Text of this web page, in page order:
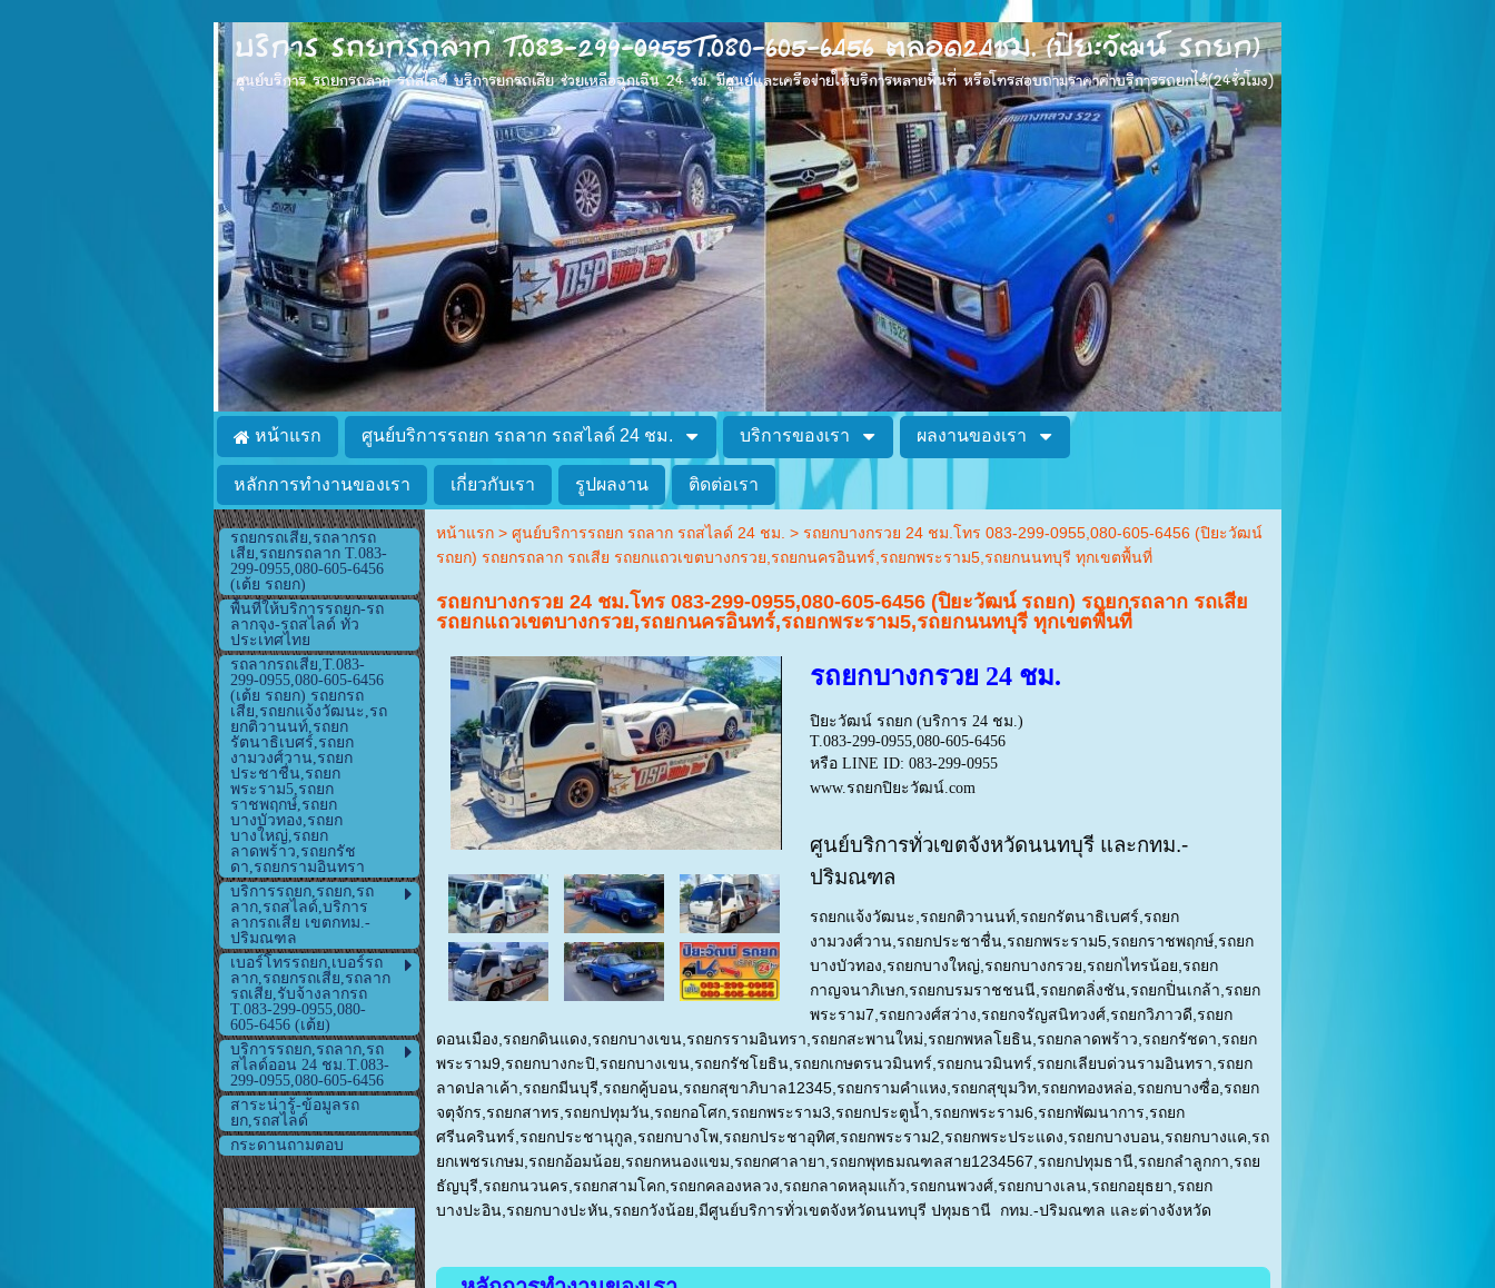
บริการ รถยกรถลาก T.083-299-0955T.080-605-6456 ตลอด24ชม. (ปิยะวัฒน์ รถยก)
ศุนย์บริการ รถยกรถลาก รถสไลด์ บริการยกรถเสีย ช่วยเหลือฉุกเฉิน 24 ชม. มีศูนย์และเครือข่ายให้บริการหลายพื้นที่ หรือโทรสอบถามราคาค่าบริการรถยกได้(24ชั่วโมง)
หน้าแรก ศูนย์บริการรถยก รถลาก รถสไลด์ 24 ชม. บริการของเรา ผลงานของเรา
หลักการทำงานของเรา เกี่ยวกับเรา รูปผลงาน ติดต่อเรา
รถยกรถเสีย,รถลากรถ
เสีย,รถยกรถลาก T.083-
299-0955,080-605-6456
(เต้ย รถยก)
พื้นที่ให้บริการรถยก-รถ
ลากจุง-รถสไลด์ ทั่ว
ประเทศไทย
รถลากรถเสีย,T.083-
299-0955,080-605-6456
(เต้ย รถยก) รถยกรถ
เสีย,รถยกแจ้งวัฒนะ,รถ
ยกติวานนท์,รถยก
รัตนาธิเบศร์,รถยก
งามวงศ์วาน,รถยก
ประชาชื่น,รถยก
พระราม5,รถยก
ราชพฤกษ์,รถยก
บางบัวทอง,รถยก
บางใหญ่,รถยก
ลาดพร้าว,รถยกรัช
ดา,รถยกรามอินทรา
บริการรถยก,รถยก,รถ
ลาก,รถสไลด์,บริการ
ลากรถเสีย เขตกทม.-
ปริมณฑล
เบอร์โทรรถยก,เบอร์รถ
ลาก,รถยกรถเสีย,รถลาก
รถเสีย,รับจ้างลากรถ
T.083-299-0955,080-
605-6456 (เต้ย)
บริการรถยก,รถลาก,รถ
สไลด์ออน 24 ชม.T.083-
299-0955,080-605-6456
สาระน่ารู้-ข้อมูลรถ
ยก,รถสไลด์
กระดานถามตอบ
หน้าแรก> ศูนย์บริการรถยก รถลาก รถสไลด์ 24 ชม. > รถยกบางกรวย 24 ชม.โทร 083-299-0955,080-605-6456 (ปิยะวัฒน์
รถยก) รถยกรถลาก รถเสีย รถยกแถวเขตบางกรวย,รถยกนครอินทร์,รถยกพระราม5,รถยกนนทบุรี ทุกเขตพื้นที่
รถยกบางกรวย 24 ชม.โทร 083-299-0955,080-605-6456 (ปิยะวัฒน์ รถยก) รถยกรถลาก รถเสีย
รถยกแถวเขตบางกรวย,รถยกนครอินทร์,รถยกพระราม5,รถยกนนทบุรี ทุกเขตพื้นที่
รถยกบางกรวย 24 ชม.
ปิยะวัฒน์ รถยก (บริการ 24 ชม.)
T.083-299-0955,080-605-6456
หรือ LINE ID: 083-299-0955
www.รถยกปิยะวัฒน์.com
ศูนย์บริการทั่วเขตจังหวัดนนทบุรี และกทม.-
ปริมณฑล
รถยกแจ้งวัฒนะ ,รถยกติวานนท์ ,รถยกรัตนาธิเบศร์ ,รถยก
งามวงศ์วาน ,รถยกประชาชื่น ,รถยกพระราม5,รถยกราชพฤกษ์ ,รถยก
บางบัวทอง ,รถยกบางใหญ่ ,รถยกบางกรวย ,รถยกไทรน้อย ,รถยก
กาญจนาภิเษก ,รถยกบรมราชชนนี ,รถยกตลิ่งชัน ,รถยกปิ่นเกล้า ,รถยก
พระราม7,รถยกวงศ์สว่าง ,รถยกจรัญสนิทวงศ์ ,รถยกวิภาวดี ,รถยก
ดอนเมือง ,รถยกดินแดง,รถยกบางเขน ,รถยกรรามอินทรา ,รถยกสะพานใหม่ ,รถยกพหลโยธิน ,รถยกลาดพร้าว ,รถยกรัชดา ,รถยก
พระราม9,รถยกบางกะปิ,รถยกบางเขน,รถยกรัชโยธิน,รถยกเกษตรนวมินทร์,รถยกนวมินทร์,รถยกเลียบด่วนรามอินทรา,รถยก
ลาดปลาเค้า,รถยกมีนบุรี,รถยกคู้บอน,รถยกสุขาภิบาล12345,รถยกรามคำแหง,รถยกสุขุมวิท,รถยกทองหล่อ,รถยกบางซื่อ,รถยก
จตุจักร,รถยกสาทร,รถยกปทุมวัน,รถยกอโศก,รถยกพระราม3,รถยกประตูน้ำ,รถยกพระราม6,รถยกพัฒนาการ,รถยก
ศรีนครินทร์,รถยกประชานุกูล,รถยกบางโพ,รถยกประชาอุทิศ,รถยกพระราม2,รถยกพระประแดง,รถยกบางบอน,รถยกบางแค,รถ
ยกเพชรเกษม,รถยกอ้อมน้อย,รถยกหนองแขม,รถยกศาลายา,รถยกพุทธมณฑลสาย1234567,รถยกปทุมธานี ,รถยกลำลูกกา ,รถย
ธัญบุรี ,รถยกนวนคร ,รถยกสามโคก ,รถยกคลองหลวง ,รถยกลาดหลุมแก้ว ,รถยกนพวงศ์ ,รถยกบางเลน,รถยกอยุธยา,รถยก
บางปะอิน,รถยกบางปะหัน,รถยกวังน้อย,มีศูนย์บริการทั่วเขตจังหวัดนนทบุรี ปทุมธานี กทม.-ปริมณฑล และต่างจังหวัด